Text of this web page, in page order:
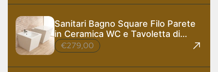
Sanitari Bagno Square Filo Parete
in Ceramica WC e Tavoletta di
Design
€279,00